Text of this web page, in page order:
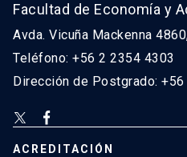
Facultad de Economía y
Avda. Vicuña Mackenna
Teléfono: +56 2 2354 4303
Dirección de Postgrado:
ACREDITACIÓN